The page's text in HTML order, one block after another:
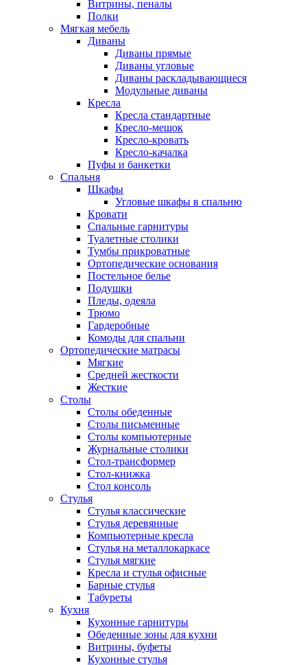
Витрины, пеналы
Полки
Мягкая мебель
Диваны
Диваны прямые
Диваны угловые
Диваны раскладывающиеся
Модульные диваны
Кресла
Кресла стандартные
Кресло-мешок
Кресло-кровать
Кресло-качалка
Пуфы и банкетки
Спальня
Шкафы
Угловые шкафы в спальню
Кровати
Спальные гарнитуры
Туалетные столики
Тумбы прикроватные
Ортопедические основания
Постельное белье
Подушки
Пледы, одеяла
Трюмо
Гардеробные
Комоды для спальни
Ортопедические матрасы
Мягкие
Средней жесткости
Жесткие
Столы
Столы обеденные
Столы письменные
Столы компьютерные
Журнальные столики
Стол-трансформер
Стол-книжка
Стол консоль
Стулья
Стулья классические
Стулья деревянные
Компьютерные кресла
Стулья на металлокаркасе
Стулья мягкие
Кресла и стулья офисные
Барные стулья
Табуреты
Кухня
Кухонные гарнитуры
Обеденные зоны для кухни
Витрины, буфеты
Кухонные стулья